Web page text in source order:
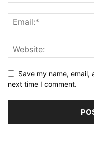
Save my name,
next time I comment.